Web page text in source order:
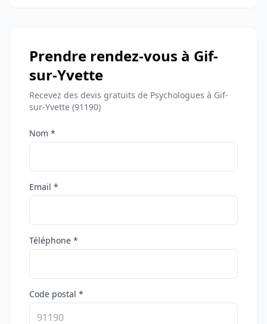
Prendre rendez-vous à Gif-
sur-Yvette
Recevez des devis gratuits de Psychologues à Gif-
sur-Yvette (91190)
Nom *
Email *
Téléphone *
Code postal *